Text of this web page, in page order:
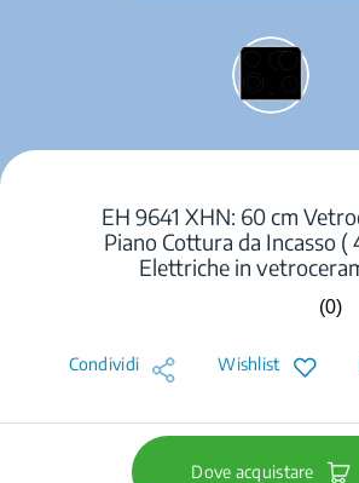
EH 9641 XHN: 60 cm
Piano Cottura da Incasso (
Elettriche in
(0)
Condividi Wishlist
Dove acquistare